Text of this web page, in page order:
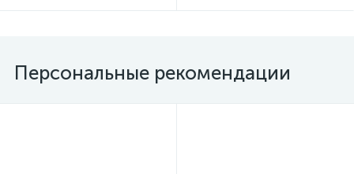
Персональные рекомендации